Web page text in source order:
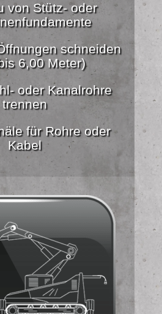
von Stütz- oder
schneiden
6,00 Meter)
oder Kanalrohre
trennen
für Rohre oder
Kabel